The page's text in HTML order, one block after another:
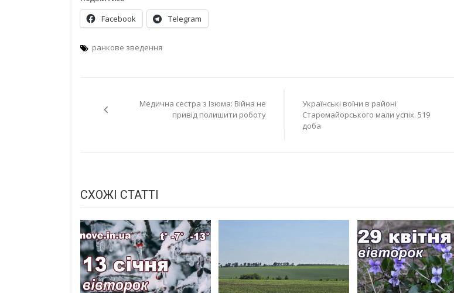
Facebook Telegram
ранкове зведення
записівМедична сестра з Ізюма: Війна не
привід полишити роботу
Українські воїни в районі
Старомайорського мали успіх. 519
доба
СХОЖІ СТАТТІ